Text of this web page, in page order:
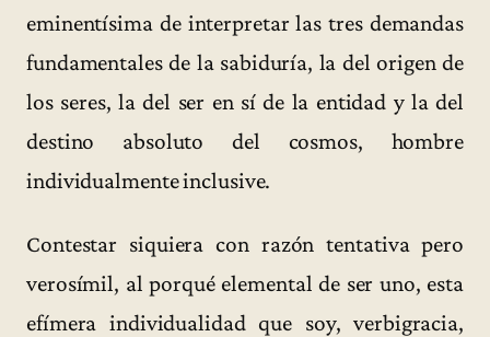
eminentísima de interpretar las tres demandas
fundamentales de la sabiduría, la del origen de
los seres, la del ser en sí de la entidad y la del
destino absoluto del cosmos, hombre
individualmente inclusive.
Contestar siquiera con razón tentativa pero
verosímil, al porqué elemental de ser uno, esta
efímera individualidad que soy, verbigracia,